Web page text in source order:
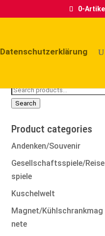
0-
Datenschutzerklärung
Search
for:
Search
Product categories
Andenken/Souvenir
Gesellschaftsspiele/Reise
spiele
Kuschelwelt
Magnet/Kühlschrankmag
nete